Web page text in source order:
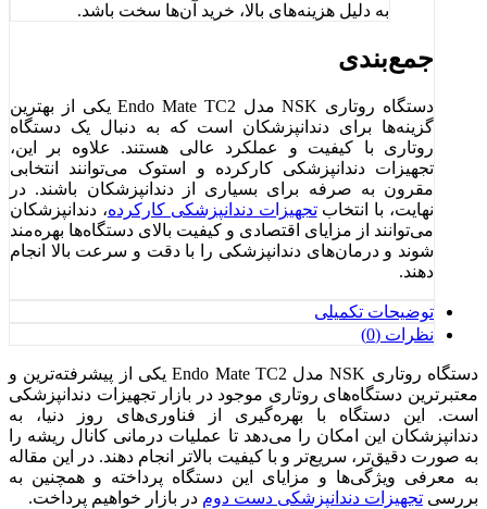
به دلیل هزینه‌های بالا، خرید آن‌ها سخت باشد.
جمع‌بندی
دستگاه روتاری NSK مدل Endo Mate TC2 یکی از بهترین
گزینه‌ها برای دندانپزشکان است که به دنبال یک دستگاه
روتاری با کیفیت و عملکرد عالی هستند. علاوه بر این،
تجهیزات دندانپزشکی کارکرده و استوک می‌توانند انتخابی
مقرون به صرفه برای بسیاری از دندانپزشکان باشند. در
نهایت، با انتخابتجهیزات دندانپزشکی کارکرده، دندانپزشکان
می‌توانند از مزایای اقتصادی و کیفیت بالای دستگاه‌ها بهره‌مند
شوند و درمان‌های دندانپزشکی را با دقت و سرعت بالا انجام
دهند.
توضیحات تکمیلی
نظرات (0)
دستگاه روتاری NSK مدل Endo Mate TC2 یکی از پیشرفته‌ترین و
معتبرترین دستگاه‌های روتاری موجود در بازار تجهیزات دندانپزشکی
است. این دستگاه با بهره‌گیری از فناوری‌های روز دنیا، به
دندانپزشکان این امکان را می‌دهد تا عملیات درمانی کانال ریشه را
به صورت دقیق‌تر، سریع‌تر و با کیفیت بالاتر انجام دهند. در این مقاله
به معرفی ویژگی‌ها و مزایای این دستگاه پرداخته و همچنین به
بررسی تجهیزات دندانپزشکی دست دوم در بازار خواهیم پرداخت.